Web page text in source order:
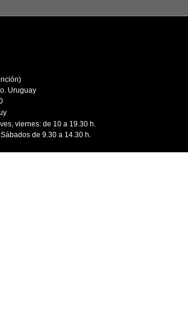
Uruguay
viernes: de 10 a 19.30 h.
de 9.30 a 14.30 h.